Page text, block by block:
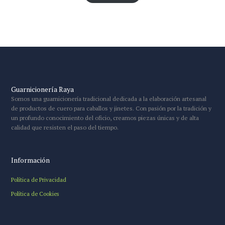
Guarnicionería Raya
Somos una guarnicionería tradicional dedicada a la elaboración artesanal
de productos de cuero para caballos y jinetes. Con pasión por la tradición y
un profundo conocimiento del oficio, creamos piezas únicas y de alta
calidad que resisten el paso del tiempo.
Información
Política de Privacidad
Política de Cookies